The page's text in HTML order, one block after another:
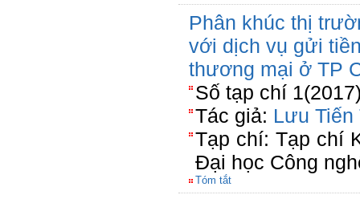
Phân khúc thị
với dịch vụ gửi
thương mại ở TP
Số tạp chí
Tác giả: Lưu Tiến
Tạp chí: Tạp chí
Đại học Công
Tóm tắt